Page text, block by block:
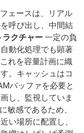
ェースは、リアル
呼び出し、中間結
ラクチャー 一定の負
動化処理でも顕著
れを容量計画に織
。キャッシュはコ
バッファを必要と
し、監視していま
敏感であるため、
い場所に配置し、